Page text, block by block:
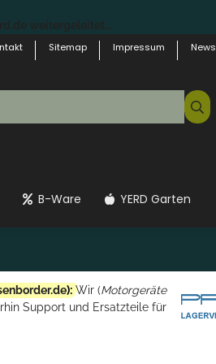
Sitemap Impressum News
B-Ware YERD Garten
): Wir (Motorgeräte
Support und Ersatzteile für